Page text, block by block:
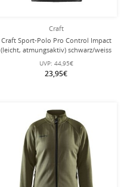
Craft
Craft Sport-Polo Pro Control Impact
(leicht, atmungsaktiv) schwarz/weiss
Herren
UVP: 44,95€
23,95€